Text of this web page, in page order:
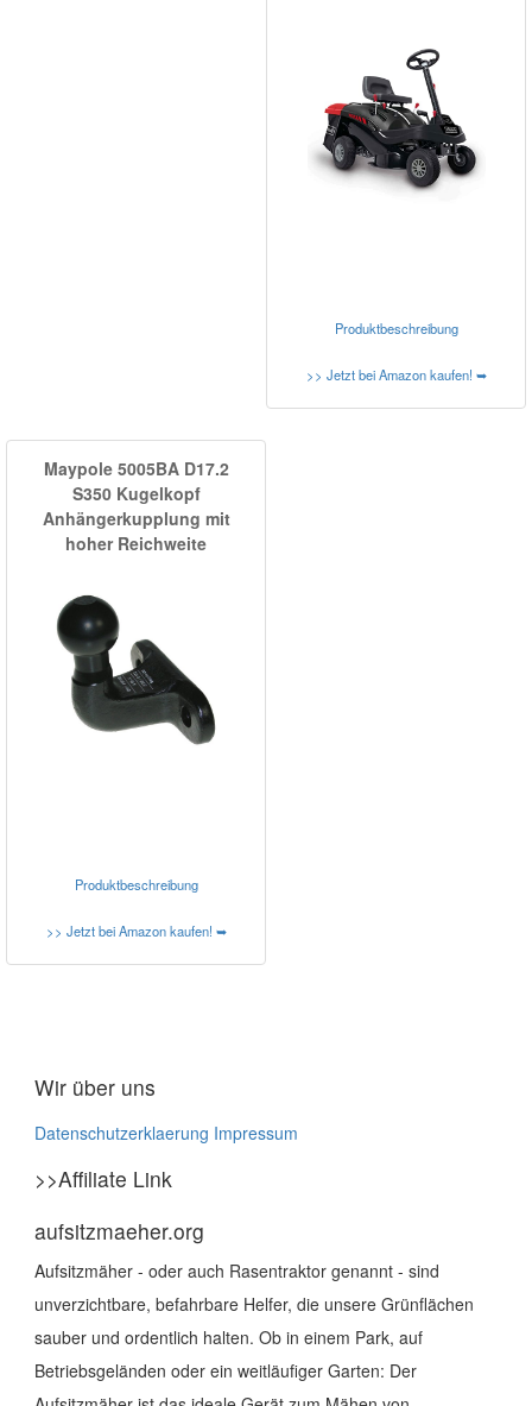
Produktbeschreibung
>> Jetzt bei Amazon kaufen! ➥
Maypole 5005BA D17.2
S350 Kugelkopf
Anhängerkupplung mit
hoher Reichweite
Produktbeschreibung
>> Jetzt bei Amazon kaufen! ➥
Wir über uns
Datenschutzerklaerung Impressum
>>Affiliate Link
aufsitzmaeher.org
Aufsitzmäher - oder auch Rasentraktor genannt - sind
unverzichtbare, befahrbare Helfer, die unsere Grünflächen
sauber und ordentlich halten. Ob in einem Park, auf
Betriebsgeländen oder ein weitläufiger Garten: Der